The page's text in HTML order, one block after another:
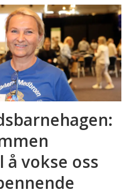
vokse oss